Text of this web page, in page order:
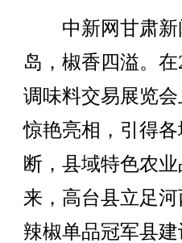
中新网甘肃新
岛，椒香四溢。
调味料交易展览
惊艳亮相，引得
断，县域特色农
来，高台县立足
辣椒单品冠军县